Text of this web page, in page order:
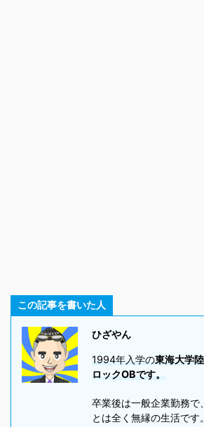
この記事を書いた人
ひざやん
1994年入学の東海大学
ロックOBです。
卒業後は一般企業勤務で
とは全く無縁の生活です。